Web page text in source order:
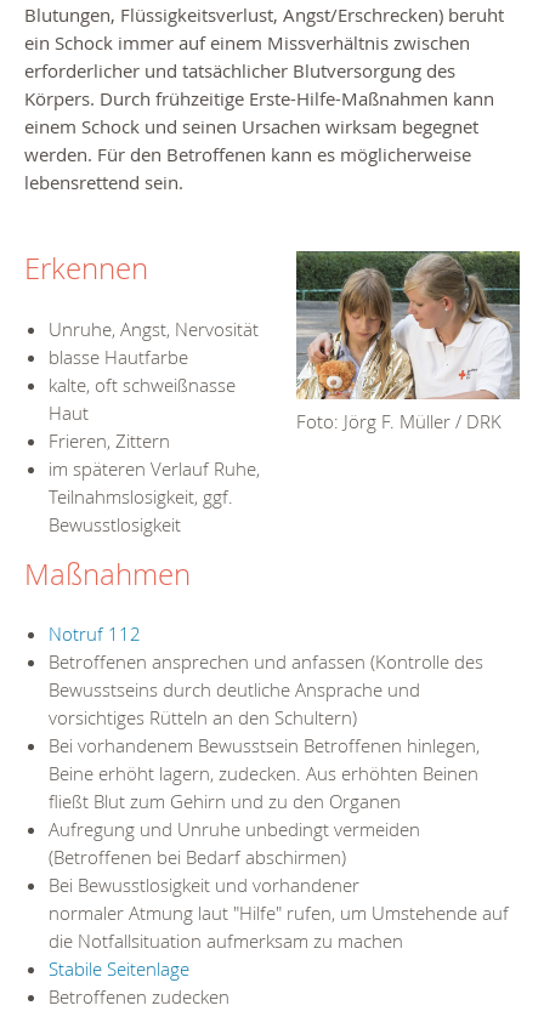
Blutungen, Flüssigkeitsverlust, Angst/Erschrecken) beruht
ein Schock immer auf einem Missverhältnis zwischen
erforderlicher und tatsächlicher Blutversorgung des
Körpers. Durch frühzeitige Erste-Hilfe-Maßnahmen kann
einem Schock und seinen Ursachen wirksam begegnet
werden. Für den Betroffenen kann es möglicherweise
lebensrettend sein.
Foto: Jörg F. Müller / DRK
Erkennen
Unruhe, Angst, Nervosität
blasse Hautfarbe
kalte, oft schweißnasse
Haut
Frieren, Zittern
im späteren Verlauf Ruhe,
Teilnahmslosigkeit, ggf.
Bewusstlosigkeit
Maßnahmen
Notruf 112
Betroffenen ansprechen und anfassen (Kontrolle des
Bewusstseins durch deutliche Ansprache und
vorsichtiges Rütteln an den Schultern)
Bei vorhandenem Bewusstsein Betroffenen hinlegen,
Beine erhöht lagern, zudecken. Aus erhöhten Beinen
fließt Blut zum Gehirn und zu den Organen
Aufregung und Unruhe unbedingt vermeiden
(Betroffenen bei Bedarf abschirmen)
Bei Bewusstlosigkeit und vorhandener
normaler Atmung laut "Hilfe" rufen, um Umstehende auf
die Notfallsituation aufmerksam zu machen
Stabile Seitenlage
Betroffenen zudecken